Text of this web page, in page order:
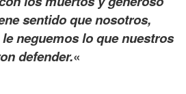
sentido que nosotros,
neguemos lo que nuestros
defender.«